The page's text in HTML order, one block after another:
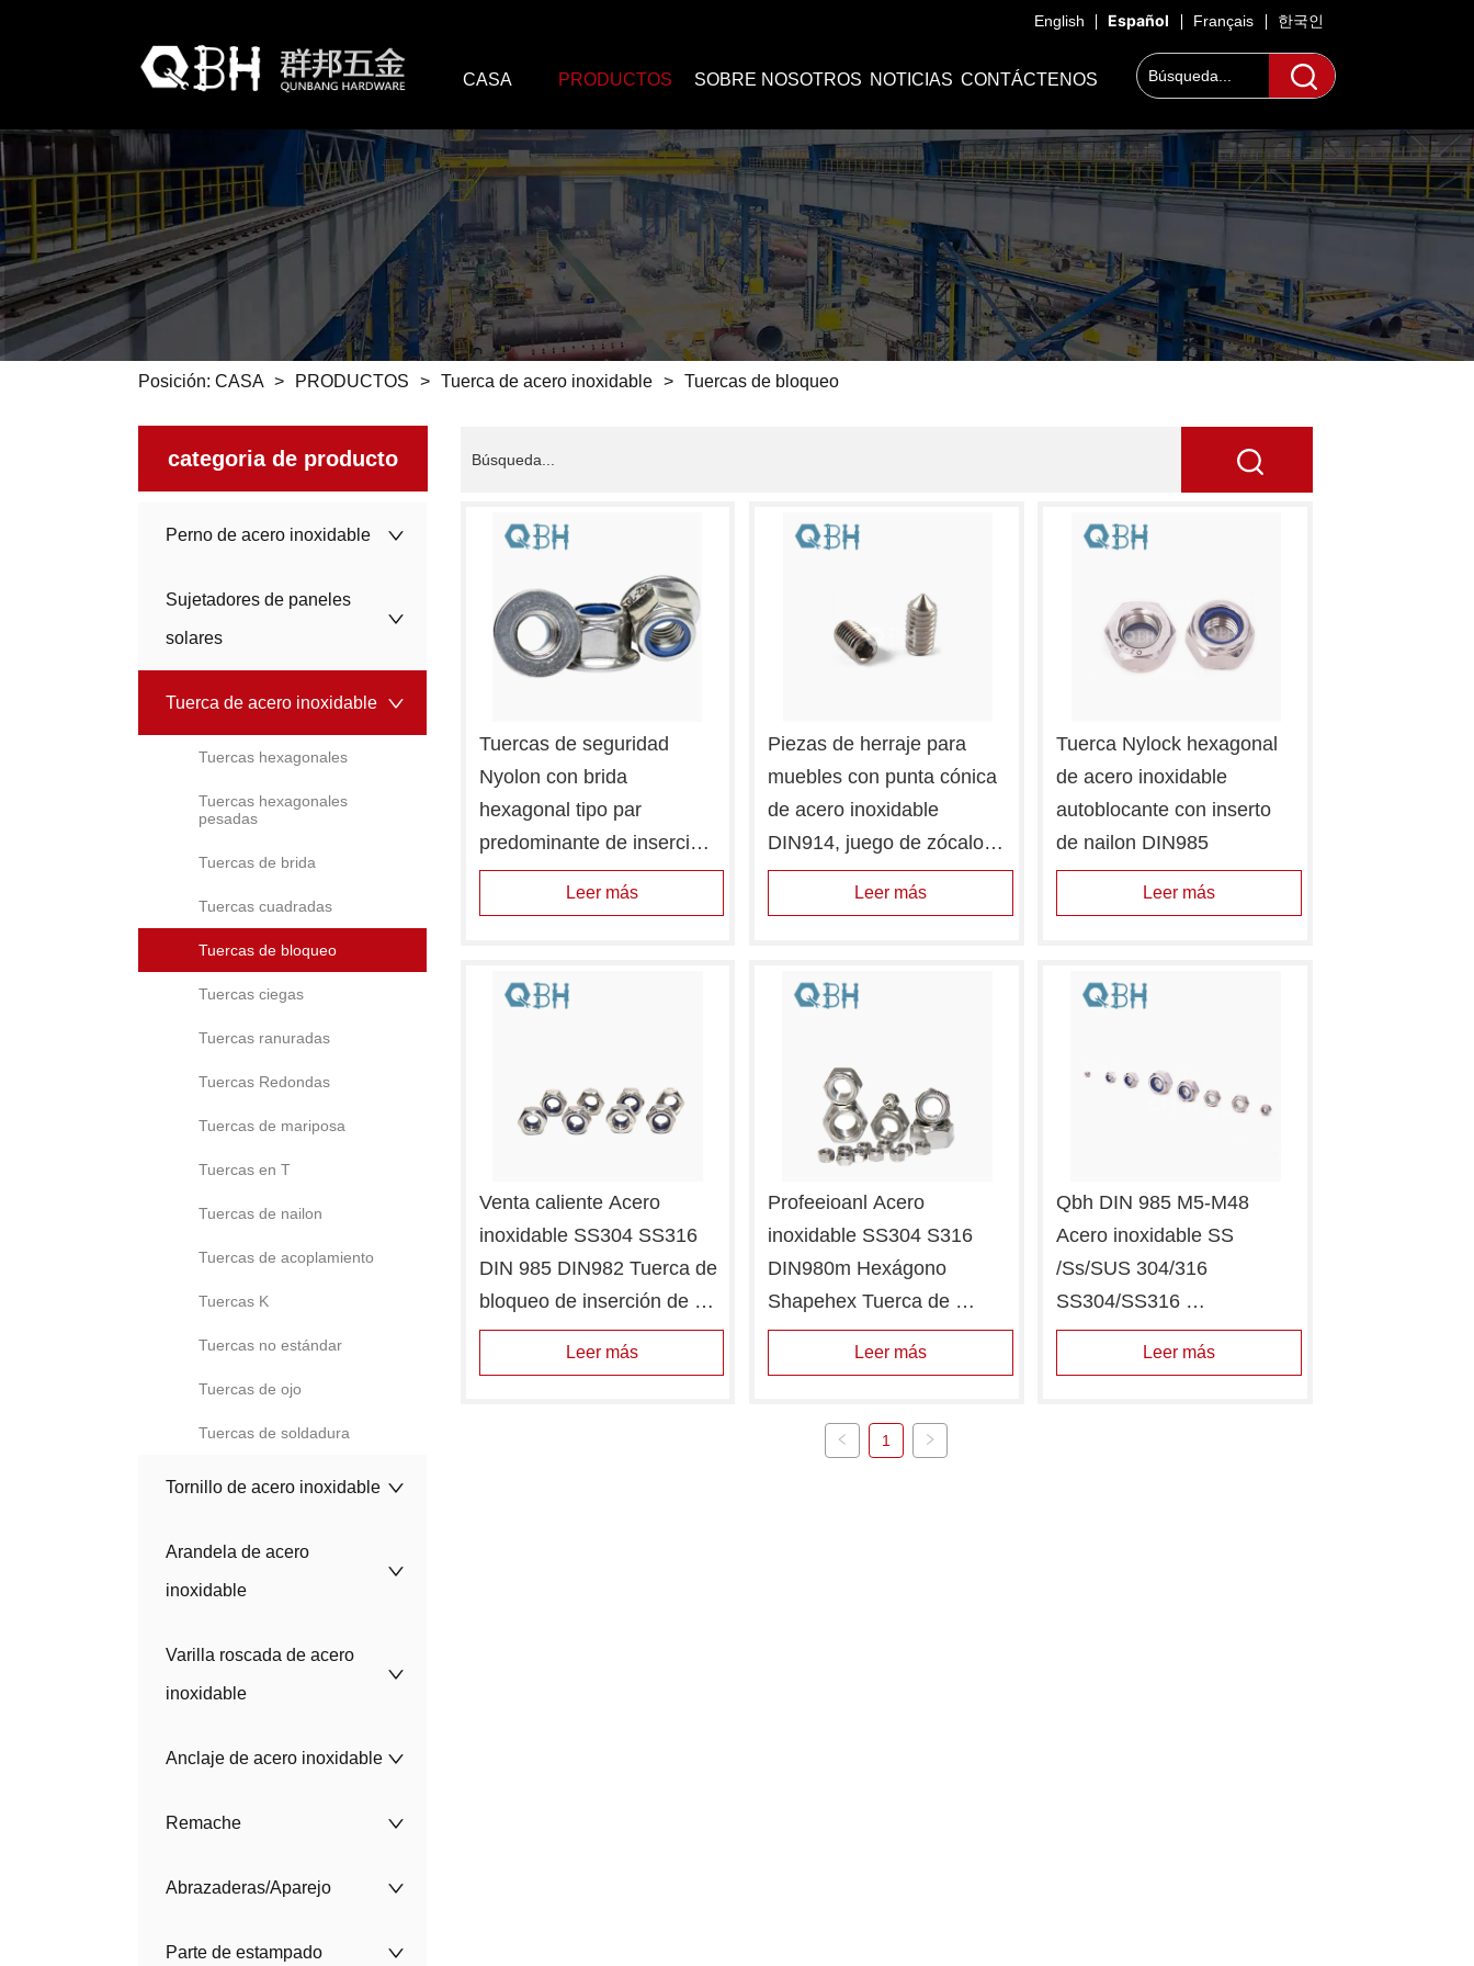
English Español Français 한국인
CASA PRODUCTOS SOBRE NOSOTROS NOTICIAS CONTÁCTENOS
Posición: CASA > PRODUCTOS > Tuerca de acero inoxidable > Tuercas de bloqueo
categoria de producto
Perno de acero inoxidable
Sujetadores de paneles
solares
Tuerca de acero inoxidable
Tuercas hexagonales
Tuercas hexagonales
pesadas
Tuercas de brida
Tuercas cuadradas
Tuercas de bloqueo
Tuercas ciegas
Tuercas ranuradas
Tuercas Redondas
Tuercas de mariposa
Tuercas en T
Tuercas de nailon
Tuercas de acoplamiento
Tuercas K
Tuercas no estándar
Tuercas de ojo
Tuercas de soldadura
Tornillo de acero inoxidable
Arandela de acero
inoxidable
Varilla roscada de acero
inoxidable
Anclaje de acero inoxidable
Remache
Abrazaderas/Aparejo
Parte de estampado
Tuercas de seguridad
Nyolon con brida
hexagonal tipo par
predominante de inserción
no metálica DIN6926
Leer más
Piezas de herraje para
muebles con punta cónica
de acero inoxidable
DIN914, juego de zócalo
hexagonal, manija de
Leer más
Tuerca Nylock hexagonal
de acero inoxidable
autoblocante con inserto
de nailon DIN985
Leer más
Venta caliente Acero
inoxidable SS304 SS316
DIN 985 DIN982 Tuerca de
bloqueo de inserción de
nylon
Leer más
Profeeioanl Acero
inoxidable SS304 S316
DIN980m Hexágono
Shapehex Tuerca de
bloqueo de inserción de
Leer más
Qbh DIN 985 M5-M48
Acero inoxidable SS
/Ss/SUS 304/316
SS304/SS316
SUS304/SUS316 DIN985
Leer más
1